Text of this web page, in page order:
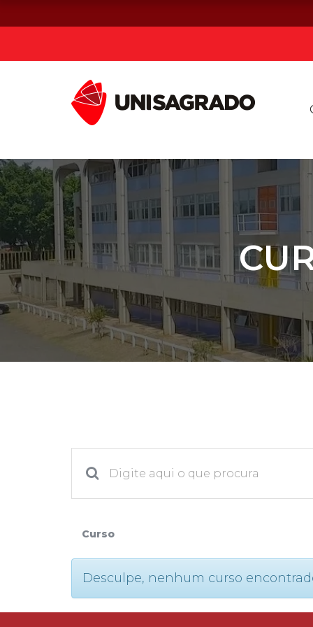
Graduação
Pós-graduação e MBA
Curta Duração
Vestibular
2ª Graduação
Reingresso
Curso
Desculpe, nenhum curso